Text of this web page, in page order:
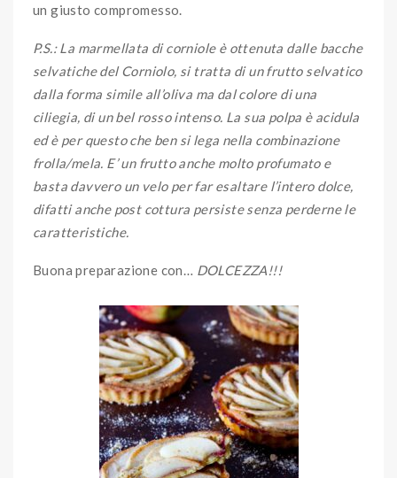
un giusto compromesso.
P.S.: La marmellata di corniole è ottenuta dalle bacche
selvatiche del Corniolo, si tratta di un frutto selvatico
dalla forma simile all’oliva ma dal colore di una
ciliegia, di un bel rosso intenso. La sua polpa è acidula
ed è per questo che ben si lega nella combinazione
frolla/mela. E’ un frutto anche molto profumato e
basta davvero un velo per far esaltare l’intero dolce,
difatti anche post cottura persiste senza perderne le
caratteristiche.
Buona preparazione con… DOLCEZZA!!!